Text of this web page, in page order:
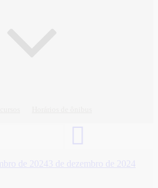
de 2024 3 de dezembro de 2024